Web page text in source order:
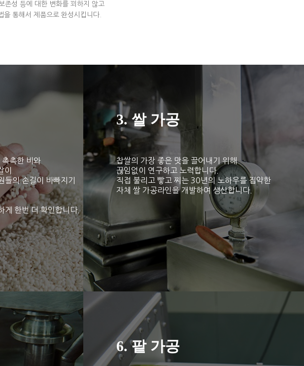
존성 등에 대한 변화를 꾀하지 않고
통해서 제품으로 완성시킵니다.
촉한 비와
이
들의 손길이 바빠지기
게 한번 더 확인합니다.
3. 쌀 가공
찹쌀의 가장 좋은 맛을 끌어내기 위해
끊임없이 연구하고 노력합니다.
직접 불리고 빻고 찌는 30년의 노하우를 집약한
자체 쌀 가공라인을 개발하여 생산합니다.
6. 팥 가공